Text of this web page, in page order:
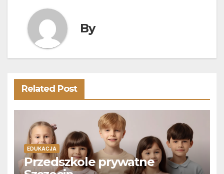
By
Related Post
EDUKACJA
Przedszkole prywatne